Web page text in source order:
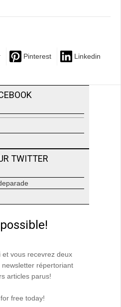
Pinterest Linkedin
TWITTER
et vous recevrez deux
répertoriant
articles parus!
free today!